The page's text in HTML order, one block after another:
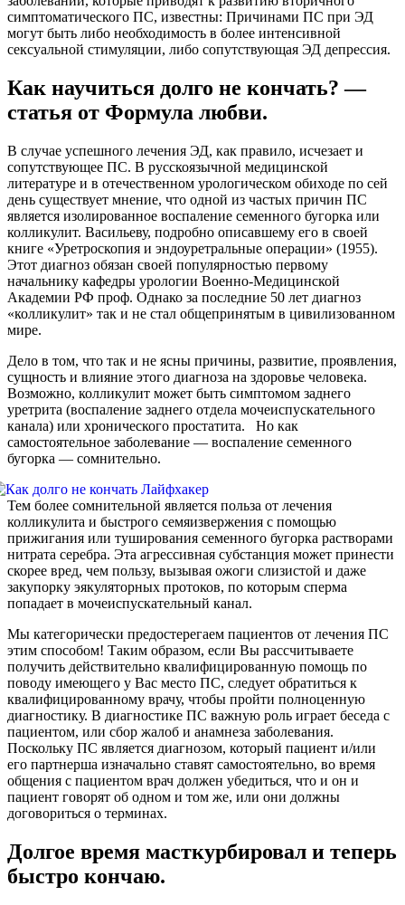
симптоматического ПС, известны: Причинами ПС при ЭД
могут быть либо необходимость в более интенсивной
сексуальной стимуляции, либо сопутствующая ЭД депрессия.
Как научиться долго не кончать? —
статья от Формула любви.
В случае успешного лечения ЭД, как правило, исчезает и
сопутствующее ПС. В русскоязычной медицинской
литературе и в отечественном урологическом обиходе по сей
день существует мнение, что одной из частых причин ПС
является изолированное воспаление семенного бугорка или
колликулит. Васильеву, подробно описавшему его в своей
книге «Уретроскопия и эндоуретральные операции» (1955).
Этот диагноз обязан своей популярностью первому
начальнику кафедры урологии Военно-Медицинской
Академии РФ проф. Однако за последние 50 лет диагноз
«колликулит» так и не стал общепринятым в цивилизованном
мире.
Дело в том, что так и не ясны причины, развитие, проявления,
сущность и влияние этого диагноза на здоровье человека.
Возможно, колликулит может быть симптомом заднего
уретрита (воспаление заднего отдела мочеиспускательного
канала) или хронического простатита. Но как
самостоятельное заболевание — воспаление семенного
бугорка — сомнительно.
Тем более сомнительной является польза от лечения
колликулита и быстрого семяизвержения с помощью
прижигания или туширования семенного бугорка растворами
нитрата серебра. Эта агрессивная субстанция может принести
скорее вред, чем пользу, вызывая ожоги слизистой и даже
закупорку эякуляторных протоков, по которым сперма
попадает в мочеиспускательный канал.
Мы категорически предостерегаем пациентов от лечения ПС
этим способом! Таким образом, если Вы рассчитываете
получить действительно квалифицированную помощь по
поводу имеющего у Вас место ПС, следует обратиться к
квалифицированному врачу, чтобы пройти полноценную
диагностику. В диагностике ПС важную роль играет беседа с
пациентом, или сбор жалоб и анамнеза заболевания.
Поскольку ПС является диагнозом, который пациент и/или
его партнерша изначально ставят самостоятельно, во время
общения с пациентом врач должен убедиться, что и он и
пациент говорят об одном и том же, или они должны
договориться о терминах.
Долгое время масткурбировал и теперь
быстро кончаю.